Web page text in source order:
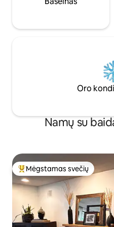
Oro
Namų su
Svečių mėgstamiausias
Mėgstamas svečių